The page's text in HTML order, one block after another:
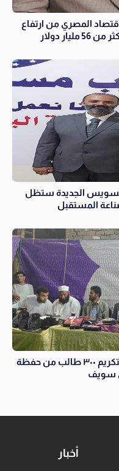
المصري من ارتفاع
دولار
الجديدة ستظل
المستقبل
حزب الجبهة الوطنية ينظم احتفالية لتكريم ٣٠٠ طالب من حفظة
سويف
أخبار